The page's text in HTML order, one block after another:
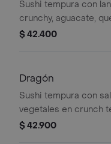
Sushi tempura con
crunchy, aguacate,
envuelto en anguila,
$ 42.400
Dragón
Sushi tempura con
vegetales en crunch
mayonesa japonesa,
$ 42.900